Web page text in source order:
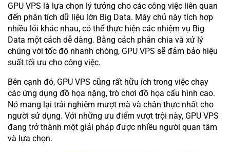
GPU VPS là lựa chọn lý tưởng cho các công việc liên quan
đến phân tích dữ liệu lớn Big Data. Máy chủ này tích hợp
nhiều lõi khác nhau, có thể thực hiện các nhiệm vụ Big
Data một cách dễ dàng. Bằng cách phân chia và xử lý
chúng với tốc độ nhanh chóng, GPU VPS sẽ đảm bảo hiệu
suất tối ưu cho công việc.
Bên cạnh đó, GPU VPS cũng rất hữu ích trong việc chạy
các ứng dụng đồ họa nặng, trò chơi đồ họa cấu hình cao.
Nó mang lại trải nghiệm mượt mà và chân thực nhất cho
người sử dụng. Với những ưu điểm vượt trội này, GPU VPS
đang trở thành một giải pháp được nhiều người quan tâm
và lựa chọn.